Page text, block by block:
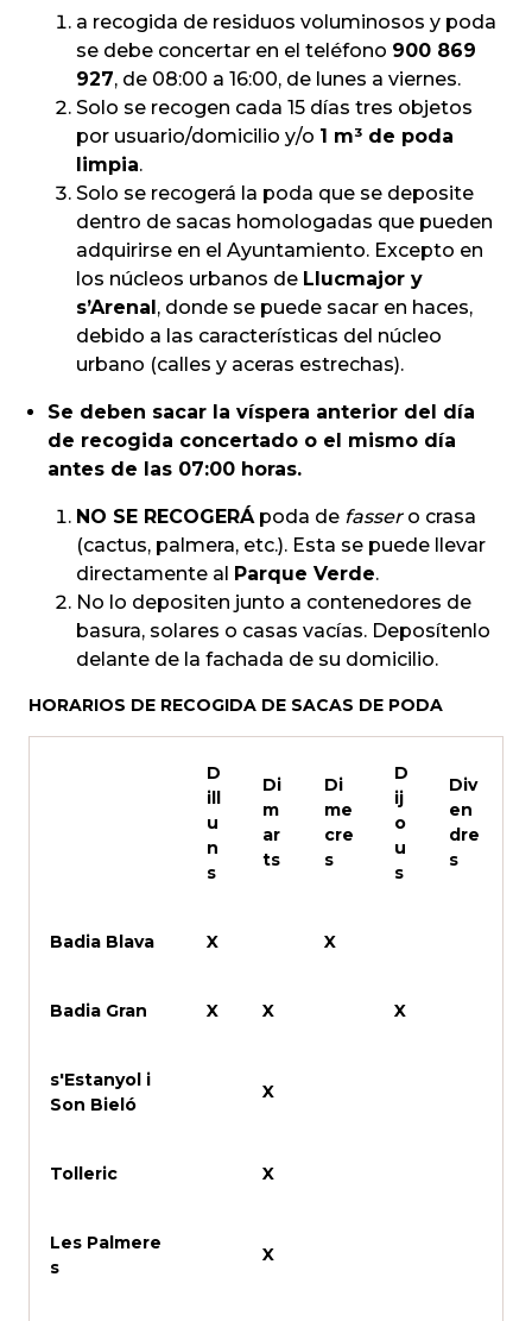
a recogida de residuos voluminosos y poda
se debe concertar en el teléfono 900 869
927, de 08:00 a 16:00, de lunes a viernes.
Solo se recogen cada 15 días tres objetos
por usuario/domicilio y/o 1 m³ de poda
limpia.
Solo se recogerá la poda que se deposite
dentro de sacas homologadas que pueden
adquirirse en el Ayuntamiento. Excepto en
los núcleos urbanos de Llucmajor y
s’Arenal, donde se puede sacar en haces,
debido a las características del núcleo
urbano (calles y aceras estrechas).
Se deben sacar la víspera anterior del día
de recogida concertado o el mismo día
antes de las 07:00 horas.
NO SE RECOGERÁpoda de fassero crasa
(cactus, palmera, etc.). Esta se puede llevar
directamente al Parque Verde.
No lo depositen junto a contenedores de
basura, solares o casas vacías. Deposítenlo
delante de la fachada de su domicilio.
HORARIOS DE RECOGIDA DE SACAS DE PODA
D
ill
u
n
s
Di
m
ar
ts
Di
me
cre
s
D
ij
o
u
s
Div
en
dre
s
Badia Blava X X
Badia Gran X X X
s'Estanyol i
Son Bieló
X
Tolleric X
Les Palmere
s
X